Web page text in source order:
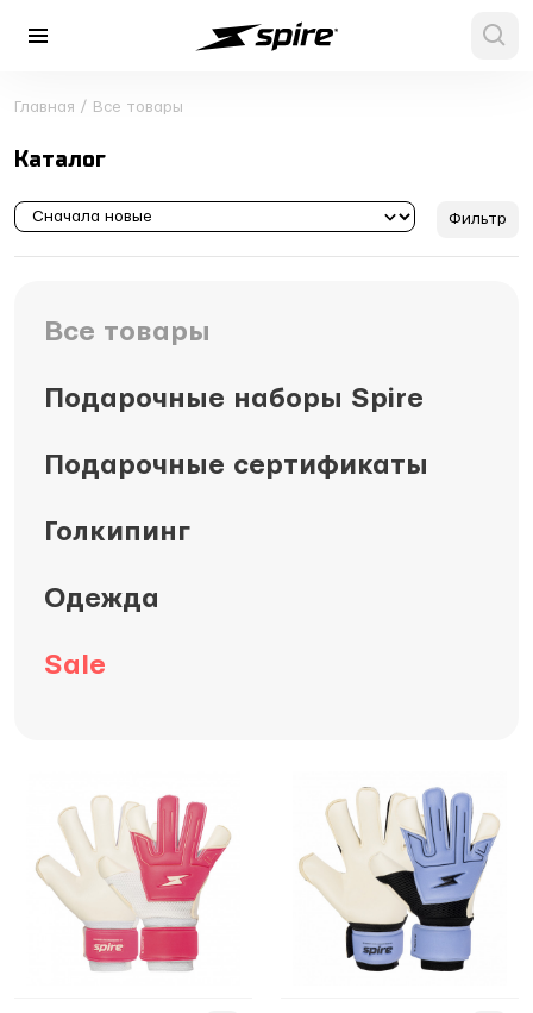
Главная / Все товары
Каталог
Фильтр
Все товары
Подарочные наборы Spire
Подарочные сертификаты
Голкипинг
Одежда
Sale